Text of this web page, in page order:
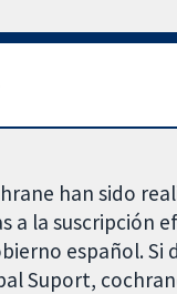
han sido
a la suscripción
español.
Suport,